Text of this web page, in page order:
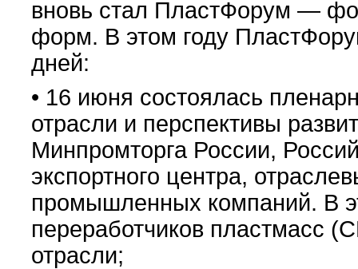
вновь стал ПластФорум —
форм. В этом году
дней:
• 16 июня состоялась
отрасли и перспективы
Минпромторга России,
экспортного центра,
промышленных компаний. В
переработчиков пластмасс
отрасли;